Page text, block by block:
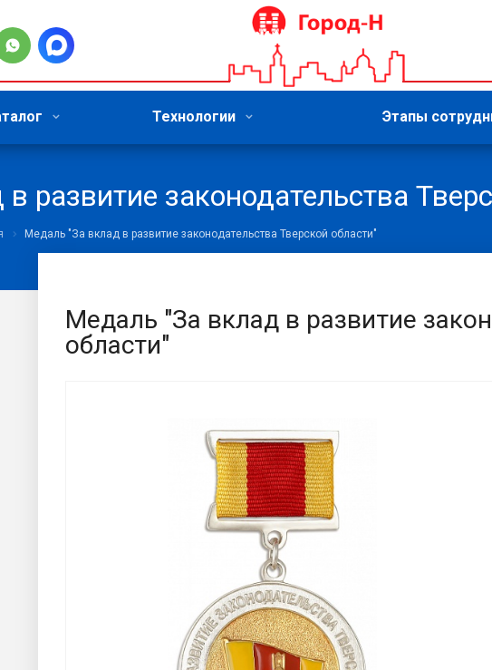
Технологии Этапы
развитие законодательства
Медаль "За вклад в развитие законодательства Тверской области"
Медаль "За вклад в развитие
области"